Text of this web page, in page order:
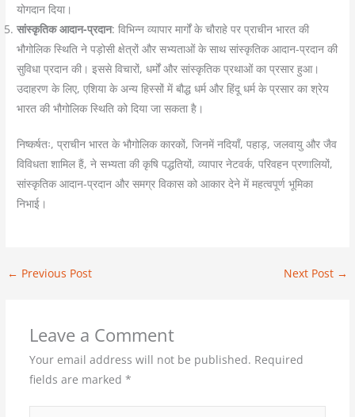
योगदान दिया।
सांस्कृतिक आदान-प्रदान: विभिन्न व्यापार मार्गों के चौराहे पर प्राचीन भारत की
भौगोलिक स्थिति ने पड़ोसी क्षेत्रों और सभ्यताओं के साथ सांस्कृतिक आदान-प्रदान की
सुविधा प्रदान की। इससे विचारों, धर्मों और सांस्कृतिक प्रथाओं का प्रसार हुआ।
उदाहरण के लिए, एशिया के अन्य हिस्सों में बौद्ध धर्म और हिंदू धर्म के प्रसार का श्रेय
भारत की भौगोलिक स्थिति को दिया जा सकता है।
निष्कर्षतः, प्राचीन भारत के भौगोलिक कारकों, जिनमें नदियाँ, पहाड़, जलवायु और जैव
विविधता शामिल हैं, ने सभ्यता की कृषि पद्धतियों, व्यापार नेटवर्क, परिवहन प्रणालियों,
सांस्कृतिक आदान-प्रदान और समग्र विकास को आकार देने में महत्वपूर्ण भूमिका
निभाई।
← Previous Post Next Post →
Leave a Comment
Your email address will not be published. Required
fields are marked *